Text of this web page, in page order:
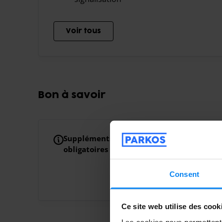
Consent
Ce site web utilise des
Voir tous
Bon à savoir
Suppléments
obligatoires
Frais pour
supplémentaire.